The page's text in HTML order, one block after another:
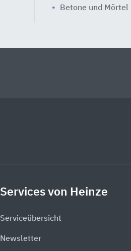
Betone und Mörtel
Services von Heinze
Serviceübersicht
Newsletter